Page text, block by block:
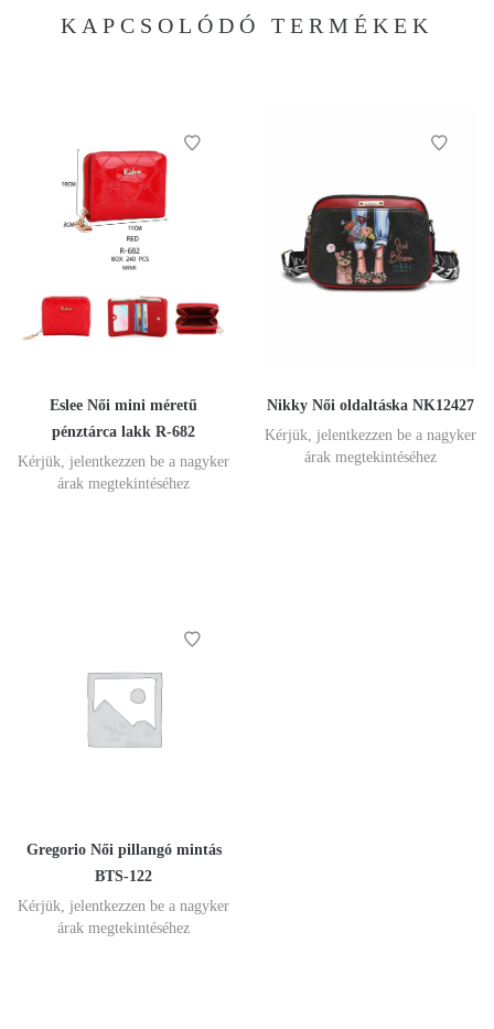
KAPCSOLÓDÓ TERMÉKEK
Eslee Női mini méretű
pénztárca lakk R-682
Kérjük, jelentkezzen be a nagyker
árak megtekintéséhez
Nikky Női oldaltáska NK12427
Kérjük, jelentkezzen be a nagyker
árak megtekintéséhez
Gregorio Női pillangó mintás
BTS-122
Kérjük, jelentkezzen be a nagyker
árak megtekintéséhez